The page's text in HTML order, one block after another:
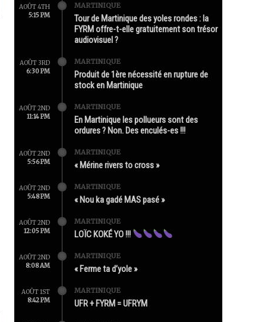
AOÛT 4TH
5:15 PM
MARTINIQUE
Tour de Martinique des yoles rondes : la
FYRM offre-t-elle gratuitement son trésor
audiovisuel ?
AOÛT 3RD
6:30 PM
MARTINIQUE
Produit de 1ère nécessité en rupture de
stock en Martinique
AOÛT 2ND
11:14 PM
MARTINIQUE
En Martinique les pollueurs sont des
ordures ? Non. Des enculés-es !!!
AOÛT 2ND
5:56 PM
MARTINIQUE
« Mérine rivers to cross »
AOÛT 2ND
5:48 PM
MARTINIQUE
« Nou ka gadé MAS pasé »
AOÛT 2ND
12:05 PM
MARTINIQUE
LOÏC KOKÉ YO !!!
AOÛT 2ND
8:08 AM
MARTINIQUE
« Ferme ta d’yole »
AOÛT 1ST
8:42 PM
MARTINIQUE
UFR + FYRM = UFRYM